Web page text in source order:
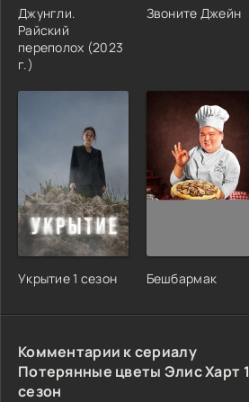
Джунгли.
Райский
переполох (2023
г.)
Звоните Джейн
Укрытие 1 сезон Бешбармак
Комментарии к сериалу
Потерянные цветы Элис Харт 1
сезон